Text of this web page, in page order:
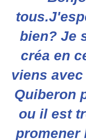
bien? Je
créa en
viens
Quiberon
ou il est
promener